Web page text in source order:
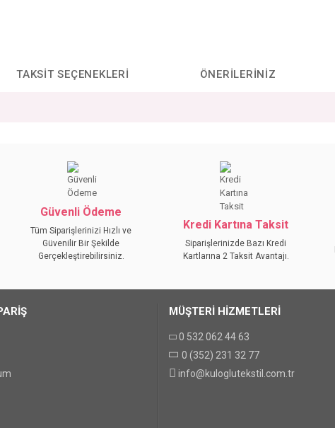
TAKSIT SEÇENEKLERI ÖNERILERINIZ
GÖNDER
Güvenli Ödeme
Tüm Siparişlerinizi Hızlı ve
Güvenilir Bir Şekilde
Gerçekleştirebilirsiniz.
Kredi Kartına Taksit
Siparişlerinizde Bazı Kredi
Kartlarına 2 Taksit Avantajı.
MÜŞTERİ HİZMETLERİ
0 532 062 44 63
0 (352) 231 32 77
info@kuloglutekstil.com.tr